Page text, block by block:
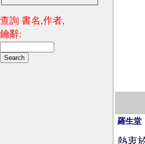
查詢 書名,作者,
鑰辭:
羅生堂
熱衷